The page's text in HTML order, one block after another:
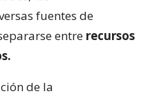
fuentes de
entre recursos
de la